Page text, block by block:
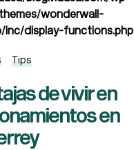
wonderwall-
inc/display-functions.php
Tips
de vivir en
en